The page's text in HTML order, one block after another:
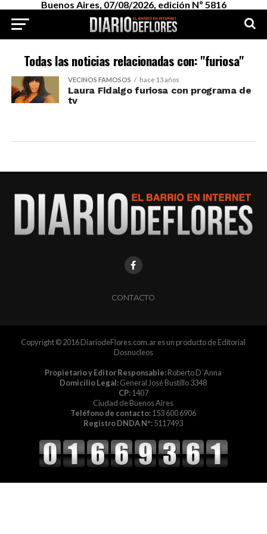
Buenos Aires, 07/08/2026, edición Nº 5816
Todas las noticias relacionadas con: "furiosa"
VECINOS FAMOSOS hace 13 años
Laura Fidalgo furiosa con programa de
tv
CONTACTO
Copyright © 2016 DiariodeFlores.com.ar es un producto de Editorial
Dosnucleos
Propietario y Editor Responsable:Roberto D´Anna
Domicilio Legal:General José Bustillo 3348
CP:1407
Ciudad de Buenos Aires
Teléfono de contacto:153 600 6906
Registro DNDA Nº:5117493